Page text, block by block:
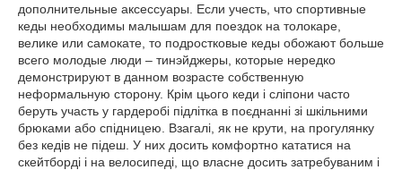
дополнительные аксессуары. Если учесть, что спортивные
кеды необходимы малышам для поездок на толокаре,
велике или самокате, то подростковые кеды обожают больше
всего молодые люди – тинэйджеры, которые нередко
демонстрируют в данном возрасте собственную
неформальную сторону. Крім цього кеди і сліпони часто
беруть участь у гардеробі підлітка в поєднанні зі шкільними
брюками або спідницею. Взагалі, як не крути, на прогулянку
без кедів не підеш. У них досить комфортно кататися на
скейтборді і на велосипеді, що власне досить затребуваним і